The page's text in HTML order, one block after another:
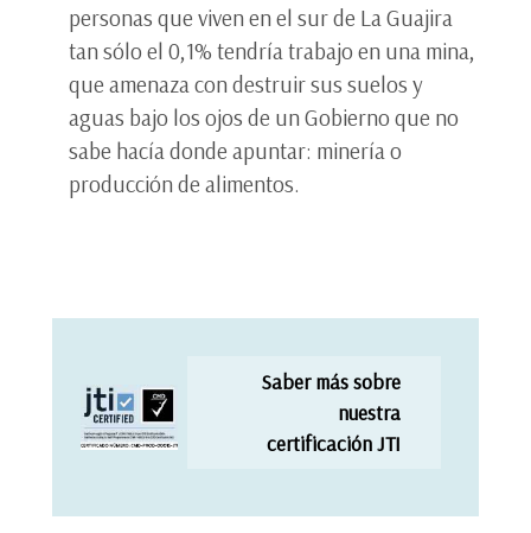
personas que viven en el sur de La Guajira
tan sólo el 0,1% tendría trabajo en una mina,
que amenaza con destruir sus suelos y
aguas bajo los ojos de un Gobierno que no
sabe hacía donde apuntar: minería o
producción de alimentos.
Saber más sobre
nuestra
certificación JTI